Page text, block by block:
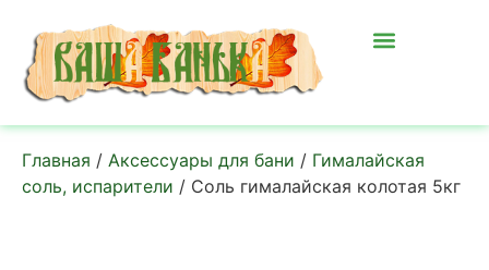
Главная / Аксессуары для бани / Гималайская
соль, испарители / Соль гималайская колотая 5кг